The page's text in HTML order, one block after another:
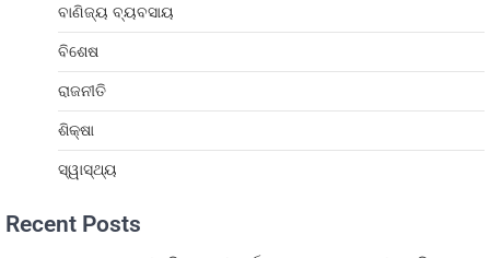
ବାଣିଜ୍ୟ ବ୍ୟବସାୟ
ବିଶେଷ
ରାଜନୀତି
ଶିକ୍ଷା
ସ୍ୱାସ୍ଥ୍ୟ
Recent Posts